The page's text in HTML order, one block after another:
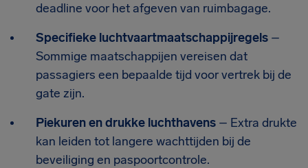
deadline voor het afgeven van ruimbagage.
Specifieke luchtvaartmaatschappijregels –
Sommige maatschappijen vereisen dat
passagiers een bepaalde tijd voor vertrek bij de
gate zijn.
Piekuren en drukke luchthavens – Extra drukte
kan leiden tot langere wachttijden bij de
beveiliging en paspoortcontrole.